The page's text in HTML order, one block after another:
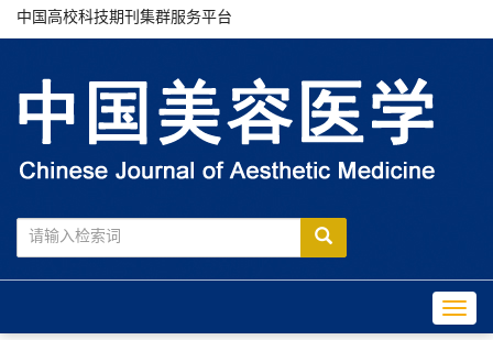
中国高校科技期刊集群服务平台